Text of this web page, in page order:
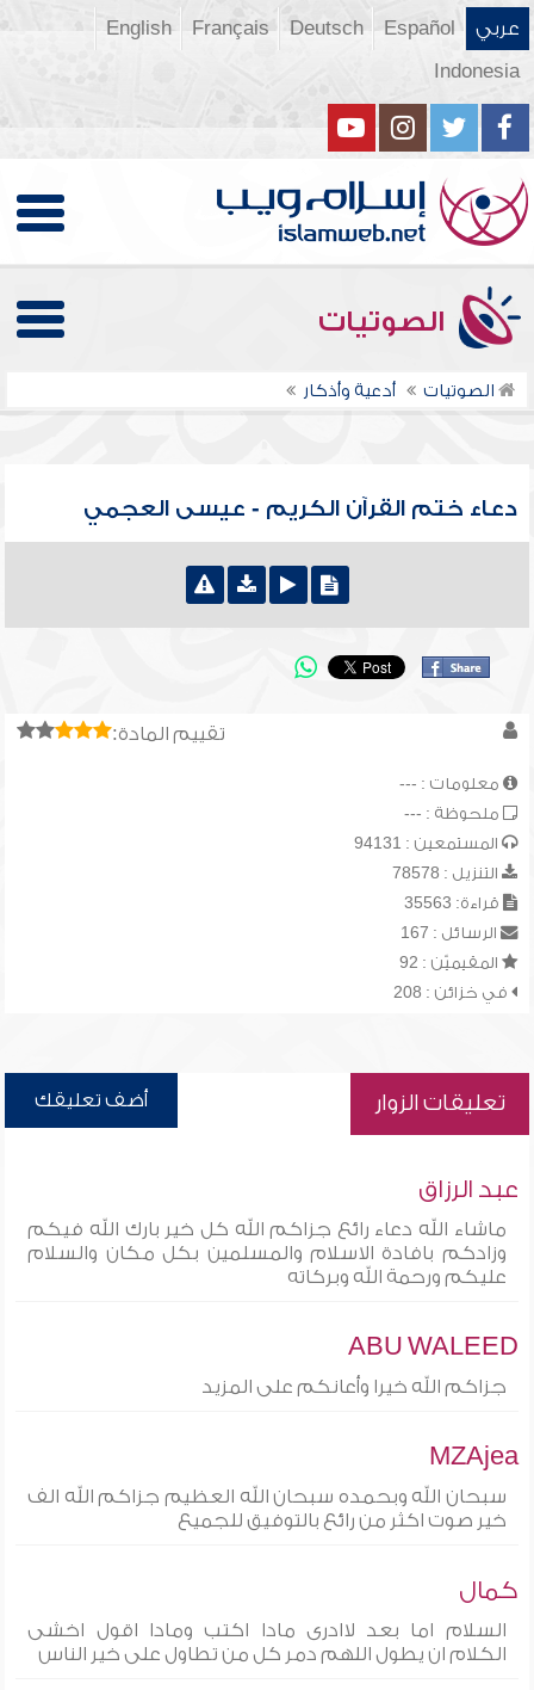
عربي Español
Deutsch
Français
English
Indonesia
الصوتيات
الصوتيات أدعية وأذكار
دعاء ختم القرآن الكريم - عيسى العجمي
تقييم المادة:
معلومات : ---
ملحوظة : ---
المستمعين : 94131
التنزيل : 78578
قراءة: 35563
الرسائل : 167
المقيميّن : 92
في خزائن : 208
تعليقات الزوار أضف تعليقك
عبد الرزاق
ماشاء الله دعاء رائع جزاكم الله كل خير بارك الله فيكم
وزادكم بافادة الاسلام والمسلمين بكل مكان والسلام
عليكم ورحمة الله وبركاته
ABU WALEED
جزاكم الله خيرا وأعانكم على المزيد
MZAjea
سبحان الله وبحمده سبحان الله العظيم جزاكم الله الف
خير صوت اكثر من رائع بالتوفيق للجميع
كمال
السلام اما بعد لاادرى مادا اكتب ومادا اقول اخشى
الكلام ان يطول اللهم دمر كل من تطاول على خير الناس